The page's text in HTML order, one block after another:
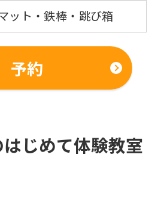
ット・鉄棒・跳び箱
予約
じめて体験教室